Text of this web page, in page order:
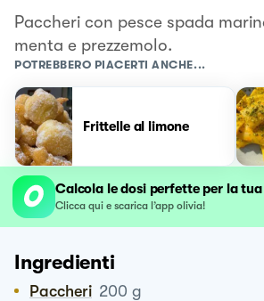
Paccheri con pesce spada
menta e prezzemolo.
POTREBBERO PIACERTI ANCHE...
Frittelle al limone
Calcola le dosi perfette per la
Clicca qui e scarica l’app olivia!
Ingredienti
Paccheri 200 g